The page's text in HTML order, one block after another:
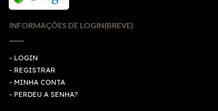
INFORMAÇÕES DE LOGIN(BREVE)
- LOGIN
- REGISTRAR
- MINHA CONTA
- PERDEU A SENHA?